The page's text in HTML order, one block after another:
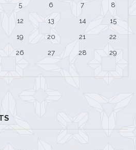
5 6 7 8
12 13 14 15
19 20 21 22
26 27 28 29